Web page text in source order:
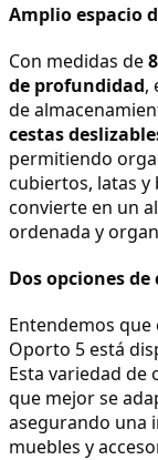
Amplio espacio
Con medidas de
de profundidad,
de
cestas
permitiendo
cubiertos, latas y
convierte en un
ordenada y
Dos opciones
Entendemos que
Oporto 5 está
Esta variedad de
que mejor se
asegurando una
muebles y